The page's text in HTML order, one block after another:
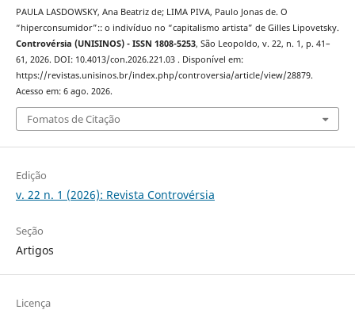
PAULA LASDOWSKY, Ana Beatriz de; LIMA PIVA, Paulo Jonas de. O
“hiperconsumidor”:: o indivíduo no “capitalismo artista” de Gilles Lipovetsky.
Controvérsia (UNISINOS) - ISSN 1808-5253, São Leopoldo, v. 22, n. 1, p. 41–
61, 2026. DOI: 10.4013/con.2026.221.03 . Disponível em:
https://revistas.unisinos.br/index.php/controversia/article/view/28879.
Acesso em: 6 ago. 2026.
Fomatos de Citação
Edição
v. 22 n. 1 (2026): Revista Controvérsia
Seção
Artigos
Licença